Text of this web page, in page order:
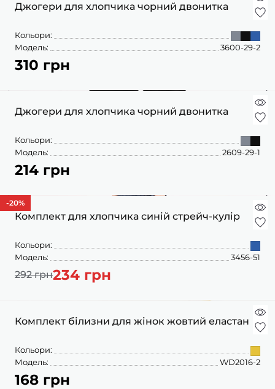
Джогери для хлопчика чорний двонитка
Кольори:
Модель:
3600-29-2
310 грн
Джогери для хлопчика чорний двонитка
Кольори:
Модель:
2609-29-1
214 грн
-20%
Комплект для хлопчика синій стрейч-кулір
Кольори:
Модель:
3456-51
292 грн234 грн
Комплект білизни для жінок жовтий еластан
Кольори:
Модель:
WD2016-2
168 грн